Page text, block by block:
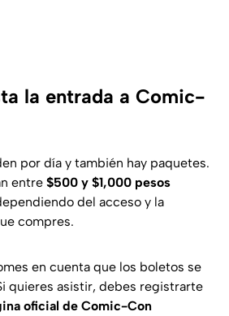
la entrada a Comic-
por día y también hay paquetes.
entre $500 y $1,000 pesos
del acceso y la
compres.
en cuenta que los boletos se
quieres asistir, debes registrarte
oficial de Comic-Con